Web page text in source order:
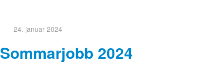
24. januar 2024
Sommarjobb 2024